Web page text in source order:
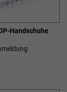
Handschuhe